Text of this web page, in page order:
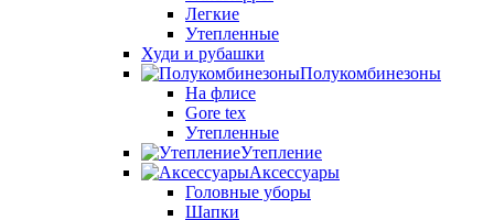
Легкие
Утепленные
Худи и рубашки
Полукомбинезоны
На флисе
Gore tex
Утепленные
Утепление
Аксессуары
Головные уборы
Шапки